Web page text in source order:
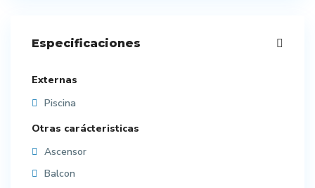
Especificaciones
Externas
Piscina
Otras carácteristicas
Ascensor
Balcon